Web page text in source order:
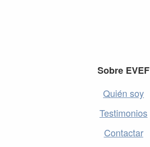
Sobre EVEF
Quién soy
Testimonios
Contactar